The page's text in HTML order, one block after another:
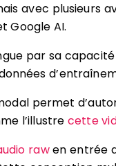
avec plusieurs
Google AI.
par sa
permet
l’illustre cette
rawen entrée